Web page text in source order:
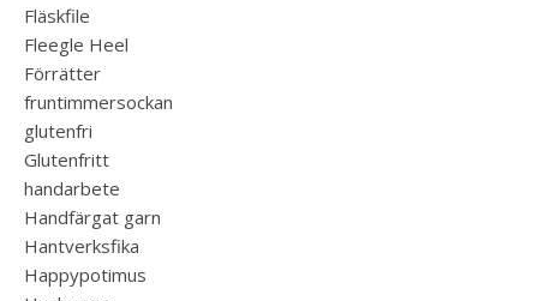
Fläskfile
Fleegle Heel
Förrätter
fruntimmersockan
glutenfri
Glutenfritt
handarbete
Handfärgat garn
Hantverksfika
Happypotimus